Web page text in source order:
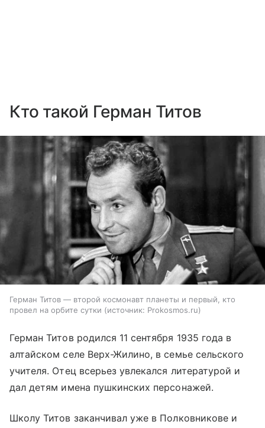
Кто такой Герман Титов
Герман Титов — второй космонавт планеты и первый, кто
провел на орбите сутки
источник: Prokosmos.ru
Герман Титов родился 11 сентября 1935 года в
алтайском селе Верх-Жилино, в семье сельского
учителя. Отец всерьез увлекался литературой и
дал детям имена пушкинских персонажей.
Школу Титов заканчивал уже в Полковникове и